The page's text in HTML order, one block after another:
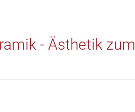
- Ästhetik zum